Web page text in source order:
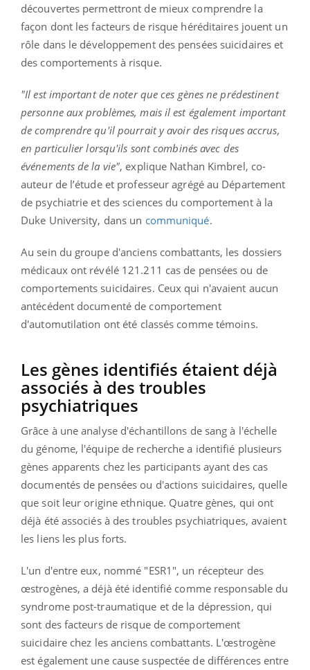
découvertes permettront de mieux comprendre la
façon dont les facteurs de risque héréditaires jouent un
rôle dans le développement des pensées suicidaires et
des comportements à risque.
"Il est important de noter que ces gènes ne prédestinent
personne aux problèmes, mais il est également important
de comprendre qu'il pourrait y avoir des risques accrus,
en particulier lorsqu'ils sont combinés avec des
événements de la vie", explique Nathan Kimbrel, co-
auteur de l’étude et professeur agrégé au Département
de psychiatrie et des sciences du comportement à la
Duke University, dans un communiqué.
Au sein du groupe d'anciens combattants, les dossiers
médicaux ont révélé 121.211 cas de pensées ou de
comportements suicidaires. Ceux qui n'avaient aucun
antécédent documenté de comportement
d'automutilation ont été classés comme témoins.
Les gènes identifiés étaient déjà
associés à des troubles
psychiatriques
Grâce à une analyse d'échantillons de sang à l'échelle
du génome, l'équipe de recherche a identifié plusieurs
gènes apparents chez les participants ayant des cas
documentés de pensées ou d'actions suicidaires, quelle
que soit leur origine ethnique. Quatre gènes, qui ont
déjà été associés à des troubles psychiatriques, avaient
les liens les plus forts.
L'un d'entre eux, nommé "ESR1", un récepteur des
œstrogènes, a déjà été identifié comme responsable du
syndrome post-traumatique et de la dépression, qui
sont des facteurs de risque de comportement
suicidaire chez les anciens combattants. L'œstrogène
est également une cause suspectée de différences entre